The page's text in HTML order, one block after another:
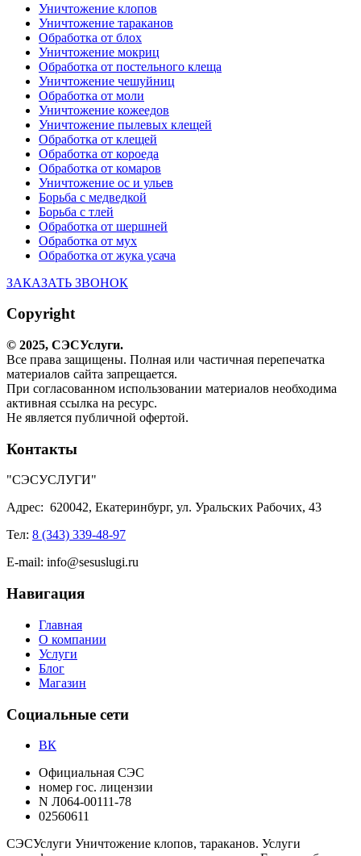
Уничтожение клопов
Уничтожение тараканов
Обработка от блох
Уничтожение мокриц
Обработка от постельного клеща
Уничтожение чешуйниц
Обработка от моли
Уничтожение кожеедов
Уничтожение пылевых клещей
Обработка от клещей
Обработка от короеда
Обработка от комаров
Уничтожение ос и ульев
Борьба с медведкой
Борьба с тлей
Обработка от шершней
Обработка от мух
Обработка от жука усача
ЗАКАЗАТЬ ЗВОНОК
Copyright
© 2025, СЭСУслуги.
Все права защищены. Полная или частичная перепечатка
материалов сайта запрещается.
При согласованном использовании материалов необходима
активная ссылка на ресурс.
Не является публичной офертой.
Контакты
"СЭСУСЛУГИ"
Адрес: 620042, Екатеринбург, ул. Уральских Рабочих, 43
Тел: 8 (343) 339-48-97
E-mail: info@sesuslugi.ru
Навигация
Главная
О компании
Услуги
Блог
Магазин
Социальные сети
ВК
Официальная СЭС
номер гос. лицензии
N Л064-00111-78
02560611
СЭСУслуги Уничтожение клопов, тараканов. Услуги